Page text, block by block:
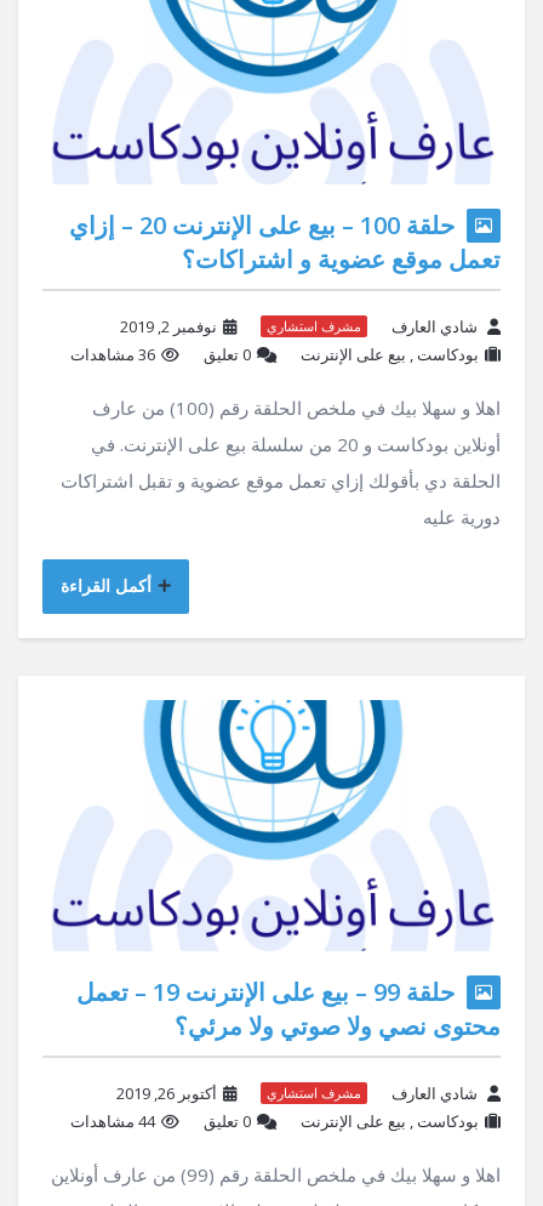
حلقة 100 – بيع على الإنترنت 20 – إزاي
تعمل موقع عضوية و اشتراكات؟
شادي العارف مشرف استشاري
نوفمبر 2, 2019
بودكاست, بيع على الإنترنت ‫0 تعليق 36 مشاهدات
اهلا و سهلا بيك في ملخص الحلقة رقم (100) من عارف
أونلاين بودكاست و 20 من سلسلة بيع على الإنترنت. في
الحلقة دي بأقولك إزاي تعمل موقع عضوية و تقبل اشتراكات
دورية عليه
أكمل القراءة
حلقة 99 – بيع على الإنترنت 19 – تعمل
محتوى نصي ولا صوتي ولا مرئي؟
شادي العارف مشرف استشاري
أكتوبر 26, 2019
بودكاست, بيع على الإنترنت ‫0 تعليق 44 مشاهدات
اهلا و سهلا بيك في ملخص الحلقة رقم (99) من عارف أونلاين